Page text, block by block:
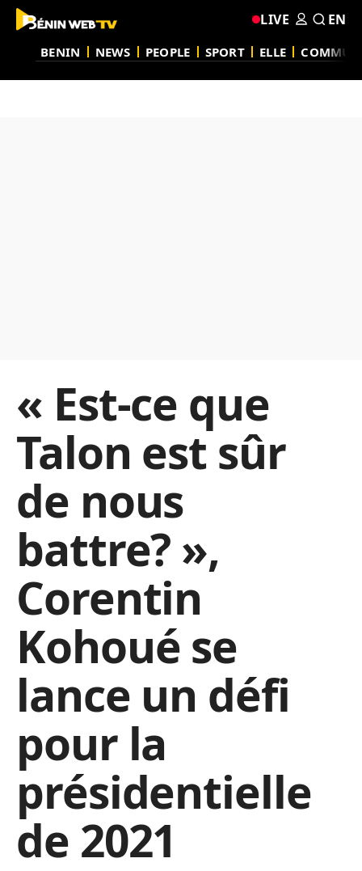
BENIN NEWS PEOPLE SPORT ELLE
LIVE EN
« Est-ce que
Talon est sûr
de nous
battre? »,
Corentin
Kohoué se
lance un défi
pour la
présidentielle
de 2021